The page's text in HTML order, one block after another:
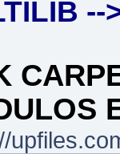
--